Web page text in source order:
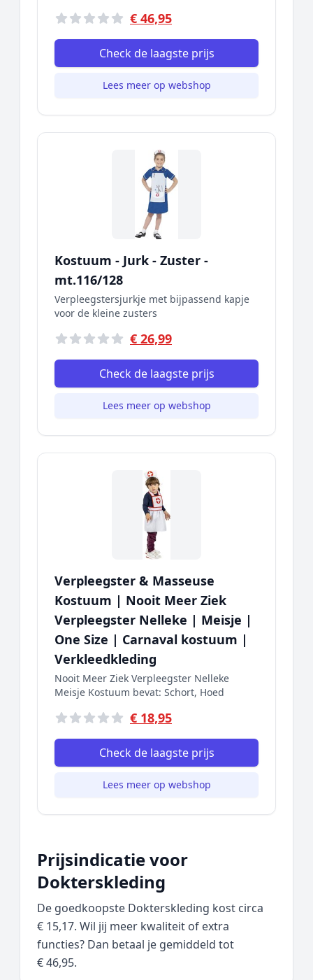
€ 46,95
Check de laagste prijs
Lees meer op webshop
Kostuum - Jurk - Zuster -
mt.116/128
Verpleegstersjurkje met bijpassend kapje
voor de kleine zusters
€ 26,99
Check de laagste prijs
Lees meer op webshop
Verpleegster & Masseuse
Kostuum | Nooit Meer Ziek
Verpleegster Nelleke | Meisje |
One Size | Carnaval kostuum |
Verkleedkleding
Nooit Meer Ziek Verpleegster Nelleke
Meisje Kostuum bevat: Schort, Hoed
€ 18,95
Check de laagste prijs
Lees meer op webshop
Prijsindicatie voor
Dokterskleding
De goedkoopste Dokterskleding kost circa
€ 15,17. Wil jij meer kwaliteit of extra
functies? Dan betaal je gemiddeld tot
€ 46,95.